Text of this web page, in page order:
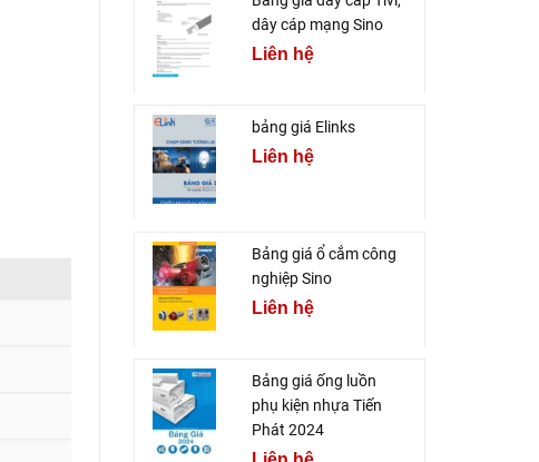
dây cáp mạng Sino
Liên hệ
bảng giá Elinks
Liên hệ
Bảng giá ổ cắm công
nghiệp Sino
Liên hệ
Bảng giá ống luồn
phụ kiện nhựa Tiến
Phát 2024